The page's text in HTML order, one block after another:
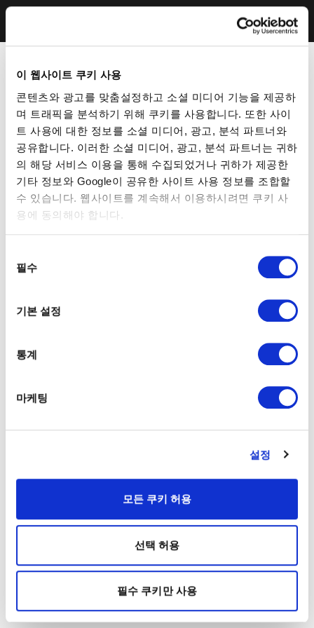
이 웹사이트 쿠키 사용
콘텐츠와 광고를 맞춤설정하고 소셜 미디어 기능을 제공하
며 트래픽을 분석하기 위해 쿠키를 사용합니다. 또한 사이
트 사용에 대한 정보를 소셜 미디어, 광고, 분석 파트너와
공유합니다. 이러한 소셜 미디어, 광고, 분석 파트너는 귀하
의 해당 서비스 이용을 통해 수집되었거나 귀하가 제공한
기타 정보와 Google이 공유한 사이트 사용 정보를 조합할
수 있습니다. 웹사이트를 계속해서 이용하시려면 쿠키 사
용에 동의해야 합니다.
필수
기본 설정
통계
마케팅
설정
모든 쿠키 허용
선택 허용
필수 쿠키만 사용